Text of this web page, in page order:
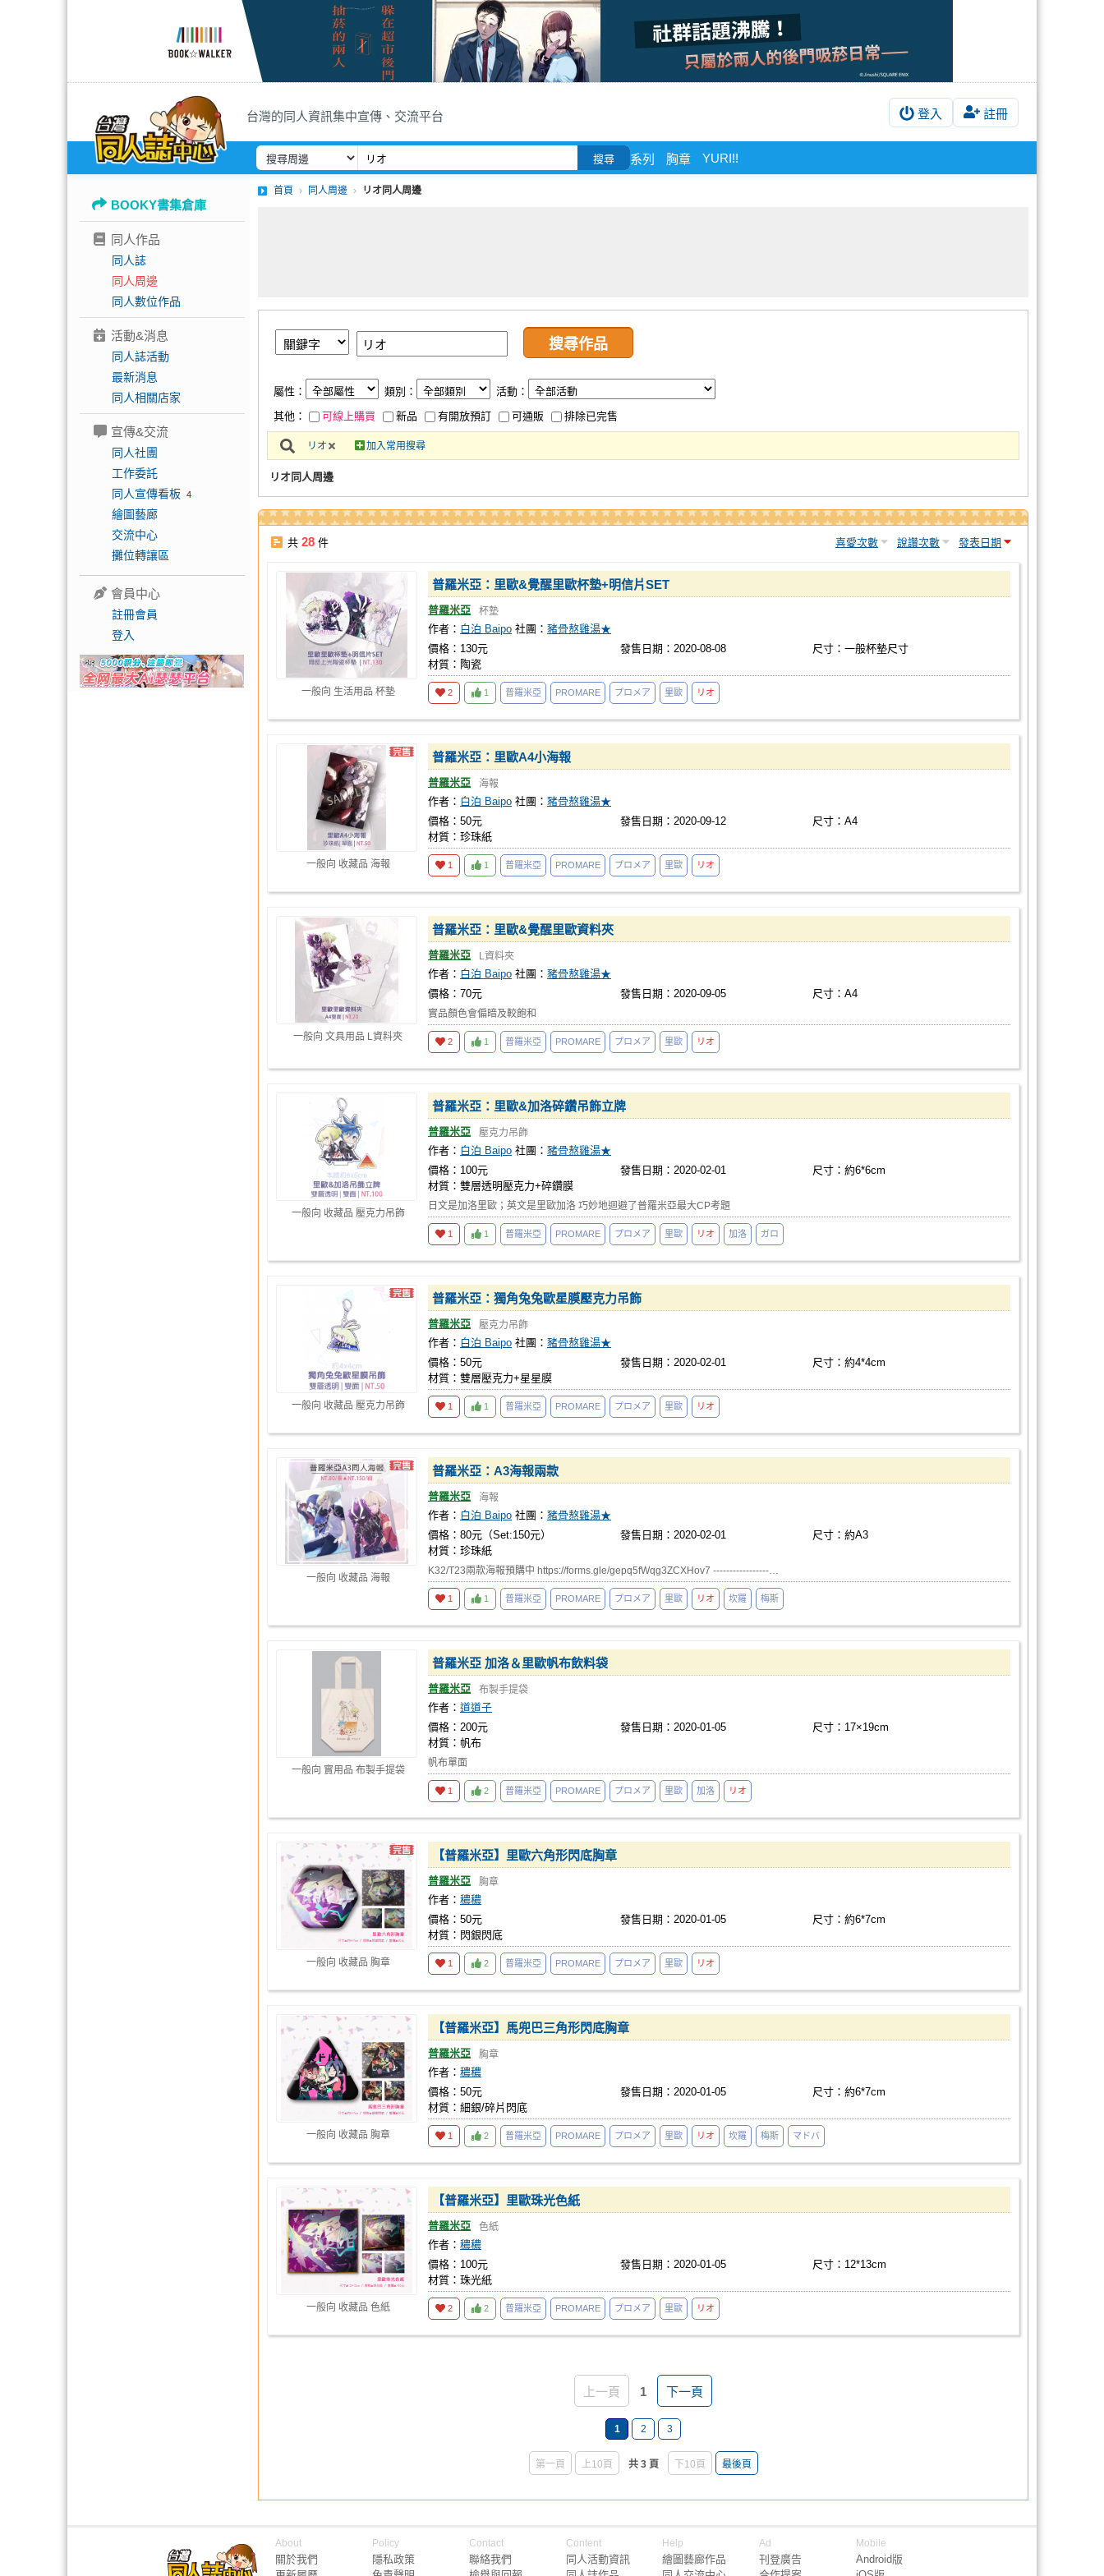
台灣的同人資訊集中宣傳、交流平台 登入 註冊
搜尋 系列 胸章 YURI!!
BOOKY書集倉庫
同人作品
同人誌
同人周邊
同人數位作品
活動&消息
同人誌活動
最新消息
同人相關店家
宣傳&交流
同人社團
工作委託
同人宣傳看板 4
繪圖藝廊
交流中心
攤位轉讓區
會員中心
註冊會員
登入
首頁 同人周邊 リオ同人周邊
屬性： 類別：
活動：
其他：
可線上購買 新品 有開放預訂 可通販 排除已完售
リオ 加入常用搜尋
リオ同人周邊
共 28 件 喜愛次數 說讚次數 發表日期
一般向 生活用品 杯墊
普羅米亞：里歐&覺醒里歐杯墊+明信片SET
普羅米亞 杯墊
作者： 白泊 Baipo 社團： 豬骨熬雞湯★
價格：130元
發售日期：2020-08-08
尺寸：一般杯墊尺寸
材質：陶瓷
2 1 普羅米亞 PROMARE プロメア 里歐 リオ
一般向 收藏品 海報
普羅米亞：里歐A4小海報
普羅米亞 海報
作者： 白泊 Baipo 社團： 豬骨熬雞湯★
價格：50元
發售日期：2020-09-12
尺寸：A4
材質：珍珠紙
1 1 普羅米亞 PROMARE プロメア 里歐 リオ
一般向 文具用品 L資料夾
普羅米亞：里歐&覺醒里歐資料夾
普羅米亞 L資料夾
作者： 白泊 Baipo 社團： 豬骨熬雞湯★
價格：70元
發售日期：2020-09-05 尺寸：A4
實品顏色會偏暗及較飽和
2 1 普羅米亞 PROMARE プロメア 里歐 リオ
一般向 收藏品 壓克力吊飾
普羅米亞：里歐&加洛碎鑽吊飾立牌
普羅米亞 壓克力吊飾
作者： 白泊 Baipo 社團： 豬骨熬雞湯★
價格：100元
發售日期：2020-02-01
尺寸：約6*6cm
材質：雙層透明壓克力+碎鑽膜
日文是加洛里歐；英文是里歐加洛 巧妙地迴避了普羅米亞最大CP考題
1 1 普羅米亞 PROMARE プロメア 里歐 リオ 加洛 ガロ
一般向 收藏品 壓克力吊飾
普羅米亞：獨角兔兔歐星膜壓克力吊飾
普羅米亞 壓克力吊飾
作者： 白泊 Baipo 社團： 豬骨熬雞湯★
價格：50元
發售日期：2020-02-01
尺寸：約4*4cm
材質：雙層壓克力+星星膜
1 1 普羅米亞 PROMARE プロメア 里歐 リオ
一般向 收藏品 海報
普羅米亞：A3海報兩款
普羅米亞 海報
作者： 白泊 Baipo 社團： 豬骨熬雞湯★
價格：80元（Set:150元）
發售日期：2020-02-01
尺寸：約A3
材質：珍珠紙
K32/T23兩款海報預購中 https://forms.gle/gepq5fWqg3ZCXHov7 -----------------…
1 1 普羅米亞 PROMARE プロメア 里歐 リオ 坎羅 梅斯
一般向 實用品 布製手提袋
普羅米亞 加洛＆里歐帆布飲料袋
普羅米亞 布製手提袋
作者： 道道子
價格：200元
發售日期：2020-01-05
尺寸：17×19cm
材質：帆布
帆布單面
1 2 普羅米亞 PROMARE プロメア 里歐 加洛 リオ
一般向 收藏品 胸章
【普羅米亞】里歐六角形閃底胸章
普羅米亞 胸章
作者： 穠穠
價格：50元
發售日期：2020-01-05
尺寸：約6*7cm
材質：閃銀閃底
1 2 普羅米亞 PROMARE プロメア 里歐 リオ
一般向 收藏品 胸章
【普羅米亞】馬兜巴三角形閃底胸章
普羅米亞 胸章
作者： 穠穠
價格：50元
發售日期：2020-01-05
尺寸：約6*7cm
材質：細銀/碎片閃底
1 2 普羅米亞 PROMARE プロメア 里歐 リオ 坎羅 梅斯 マドバ
一般向 收藏品 色紙
【普羅米亞】里歐珠光色紙
普羅米亞 色紙
作者： 穠穠
價格：100元
發售日期：2020-01-05
尺寸：12*13cm
材質：珠光紙
2 2 普羅米亞 PROMARE プロメア 里歐 リオ
上一頁 1 下一頁
1 2 3
第一頁 上10頁 共 3 頁 下10頁 最後頁
About
關於我們
Policy
隱私政策
Contact
聯絡我們
Content
同人活動資訊
Help
繪圖藝廊作品
Ad
刊登廣告
Mobile
Android版